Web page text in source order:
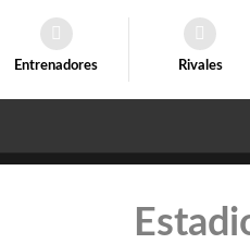
Entrenadores Rivales